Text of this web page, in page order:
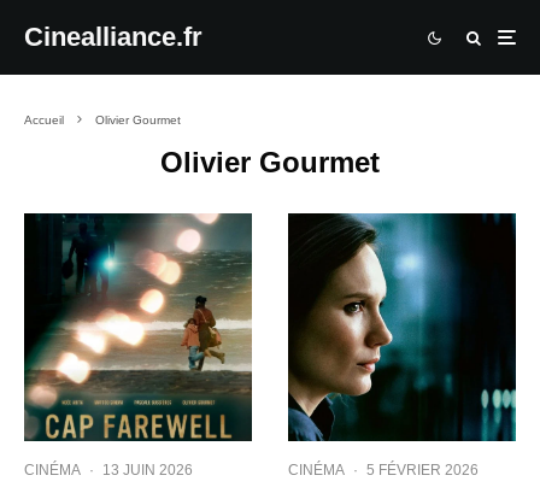
Cinealliance.fr
Accueil Olivier Gourmet
Olivier Gourmet
CINÉMA · 13 JUIN 2026 CINÉMA · 5 FÉVRIER 2026